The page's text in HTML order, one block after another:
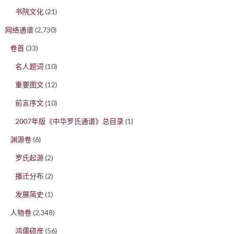
书院文化(21)
网络通谱(2,730)
卷首(33)
名人题词 (10)
重要图文(12)
前言序文(10)
2007年版《中华罗氏通谱》总目录(1)
渊源卷(6)
罗氏起源(2)
播迁分布(2)
发展简史 (1)
人物卷(2,348)
鸿儒硕彦(56)